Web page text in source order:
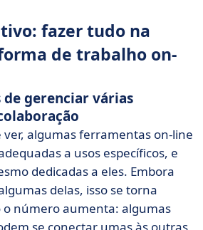
fazer tudo na
de trabalho on-
de gerenciar várias
ver, algumas ferramentas on-line
a usos específicos, e
dedicadas a eles. Embora
delas, isso se torna
o número aumenta: algumas